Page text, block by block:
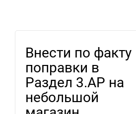
Внести по факту
поправки в
Раздел 3.АР на
небольшой